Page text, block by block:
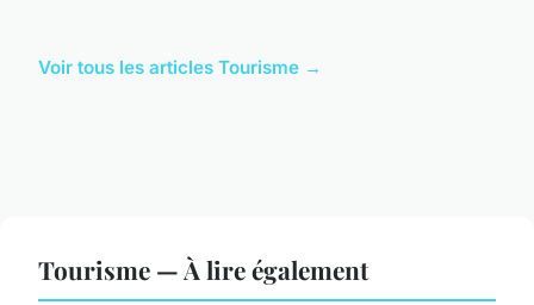
Voir tous les articles Tourisme →
Tourisme — À lire également